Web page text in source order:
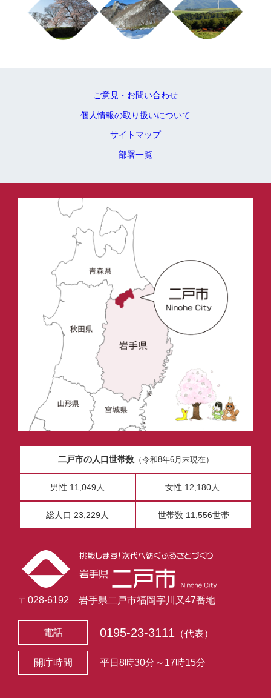
ご意見・お問い合わせ
個人情報の取り扱いについて
サイトマップ
部署一覧
二戸市の人口世帯数（令和8年6月末現在）
男性 11,049人 女性 12,180人
総人口 23,229人 世帯数 11,556世帯
〒028-6192 岩手県二戸市福岡字川又47番地
電話 0195-23-3111 （代表）
開庁時間 平日8時30分～17時15分